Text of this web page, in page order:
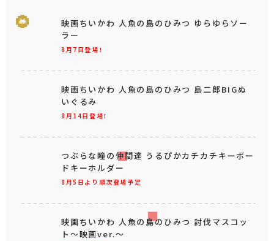
8月7日登場！
映画ちいかわ 人魚の島のひみつ ゆらゆらソー
ラー
8月14日登場！
映画ちいかわ 人魚の島のひみつ 島二郎BIGぬ
いぐるみ
8月5日より順次登場予定
つぶらな瞳の仲間達 うるぴかカチカチキーボー
ドキーホルダー
映画ちいかわ 人魚の島のひみつ 討伐マスコッ
ト～映画ver.～